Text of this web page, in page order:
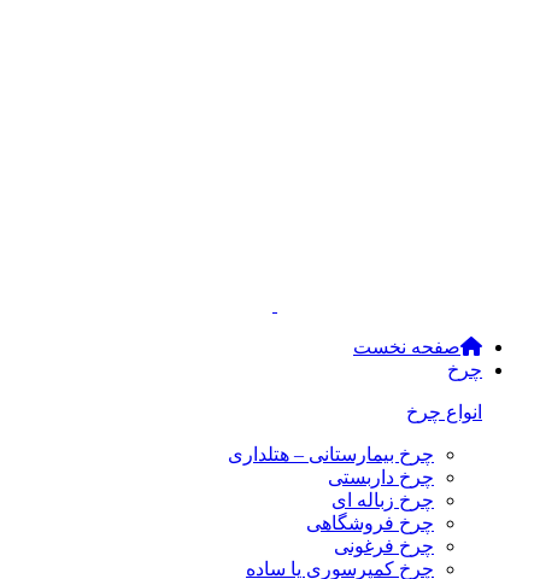
صفحه نخست
چرخ
انواع چرخ
چرخ بیمارستانی – هتلداری
چرخ داربستی
چرخ زباله ای
چرخ فروشگاهی
چرخ فرغونی
چرخ کمپرسوری یا ساده